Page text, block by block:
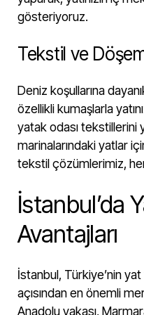
gösteriyoruz.
Tekstil ve
Deniz koşullarına
özellikli kumaşlarla
yatak odası tekstillerini
marinalarındaki yatlar
tekstil çözümlerimiz,
İstanbul’da
Avantajları
İstanbul, Türkiye’nin
açısından en önemli
Anadolu yakası,